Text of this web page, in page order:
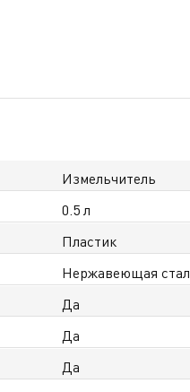
Измельчитель
0.5 л
Пластик
Нержавеющая
Да
Да
Да